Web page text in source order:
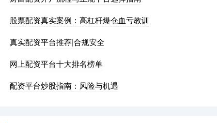
股票配资真实案例：高杠杆爆仓血亏教训
真实配资平台推荐|合规安全
网上配资平台十大排名榜单
配资平台炒股指南：风险与机遇